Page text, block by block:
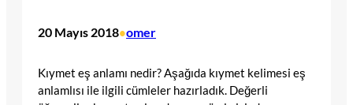
20 Mayıs 2018•omer
Kıymet eş anlamı nedir? Aşağıda kıymet kelimesi eş
anlamlısı ile ilgili cümleler hazırladık. Değerli